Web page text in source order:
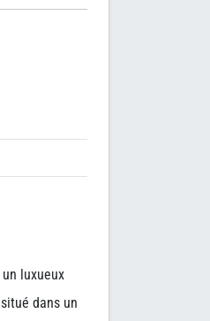
luxueux
dans un